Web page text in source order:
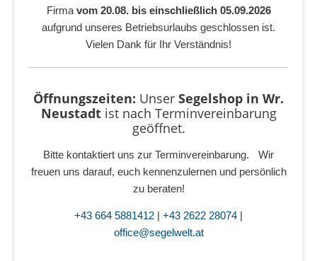
Firma vom 20.08. bis einschließlich 05.09.2026
aufgrund unseres Betriebsurlaubs geschlossen ist.
Vielen Dank für Ihr Verständnis!
Öffnungszeiten: Unser Segelshop in Wr.
Neustadt ist nach Terminvereinbarung
geöffnet.
Bitte kontaktiert uns zur Terminvereinbarung. Wir
freuen uns darauf, euch kennenzulernen und persönlich
zu beraten!
+43 664 5881412 | +43 2622 28074 |
office@segelwelt.at